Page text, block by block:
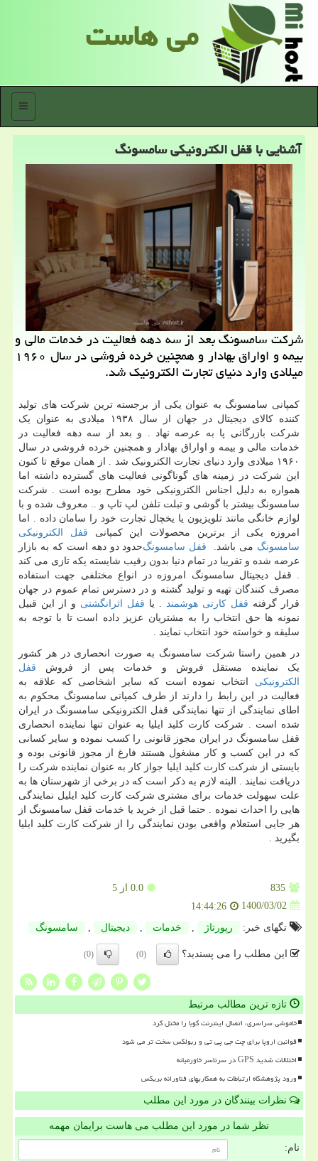
می هاست
منو
آشنایی با قفل الكترونیكی سامسونگ
شركت سامسونگ بعد از سه دهه فعالیت در خدمات مالی و
بیمه و اواراق بهادار و همچنین خرده فروشی در سال ۱۹۶۰
میلادی وارد دنیای تجارت الكترونیك شد.
کمپانی سامسونگ به عنوان یکی از برجسته ترین شرکت های تولید
کننده کالای دیجیتال در جهان از سال ۱۹۳۸ میلادی به عنوان یک
شرکت بازرگانی پا به عرصه نهاد . و بعد از سه دهه فعالیت در
خدمات مالی و بیمه و اواراق بهادار و همچنین خرده فروشی در سال
۱۹۶۰ میلادی وارد دنیای تجارت الکترونیک شد . از همان موقع تا کنون
این شرکت در زمینه های گوناگونی فعالیت های گسترده داشته اما
همواره به دلیل اجناس الکترونیکی خود مطرح بوده است . شرکت
سامسونگ بیشتر با گوشی و تبلت تلفن لپ تاپ و .. معروف شده و با
لوازم خانگی مانند تلویزیون یا یخچال تجارت خود را سامان داده . اما
امروزه یکی از برترین محصولات این کمپانی قفل الکترونیکی
سامسونگ می باشد. قفل سامسونگحدود دو دهه است که به بازار
عرضه شده و تقریبا در تمام دنیا بدون رقیب شایسته یکه تازی می کند
. قفل دیجیتال سامسونگ امروزه در انواع مختلفی جهت استفاده
مصرف کنندگان تهیه و تولید گشته و در دسترس تمام عموم در جهان
قرار گرفته
. قفل کارتی هوشمند یا قفل اثرانگشتی و از این قبیل
نمونه ها حق انتخاب را به مشتریان عزیز داده است تا با توجه به
سلیقه و خواسته خود انتخاب نمایند .
در همین راستا شرکت سامسونگ به صورت انحصاری در هر کشور
یک نماینده مستقل فروش و خدمات پس از فروش قفل
الکترونیکی انتخاب نموده است که سایر اشخاصی که علاقه به
فعالیت در این رابط را دارند از طرف کمپانی سامسونگ محکوم به
اطای نمایندگی از تنها نمایندگی قفل الکترونیکی سامسونگ در ایران
شده است . شرکت کارت کلید ایلیا به عنوان تنها نماینده انحصاری
قفل سامسونگ در ایران مجوز قانونی را کسب نموده و سایر کسانی
که در این کسب و کار مشغول هستند فارغ از مجوز قانونی بوده و
بایستی از شرکت کارت کلید ایلیا جواز کار به عنوان نماینده شرکت را
دریافت نمایند . البته لازم به ذکر است که در برخی از شهرستان ها به
علت سهولت خدمات برای مشتری شرکت کارت کلید ایلیل نمایندگی
هایی را احداث نموده . حتما قبل از خرید یا خدمات قفل سامسونگ از
هر جایی استعلام واقعی بودن نمایندگی را از شرکت کارت کلید ایلیا
بگیرید .
835
0.0 از 5
1400/03/02
14:44:26
تگهای خبر:
رپورتاژ , خدمات , دیجیتال , سامسونگ
این مطلب را می پسندید؟ (0)
(0)
تازه ترین مطالب مرتبط
خاموشی سراسری، اتصال اینترنت کوبا را مختل کرد
قوانین اروپا برای چت جی پی تی و ربولکس سخت تر می شود
اختلالات شدید GPS در سرتاسر خاورمیانه
ورود پژوهشگاه ارتباطات به همکاریهای فناورانه بریکس
نظرات بینندگان در مورد این مطلب
نظر شما در مورد این مطلب می هاست برایمان مهمه
نام: